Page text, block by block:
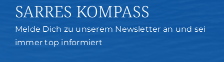
SARRES KOMPASS
Melde Dich zu unserem Newsletter an und sei
immer top informiert